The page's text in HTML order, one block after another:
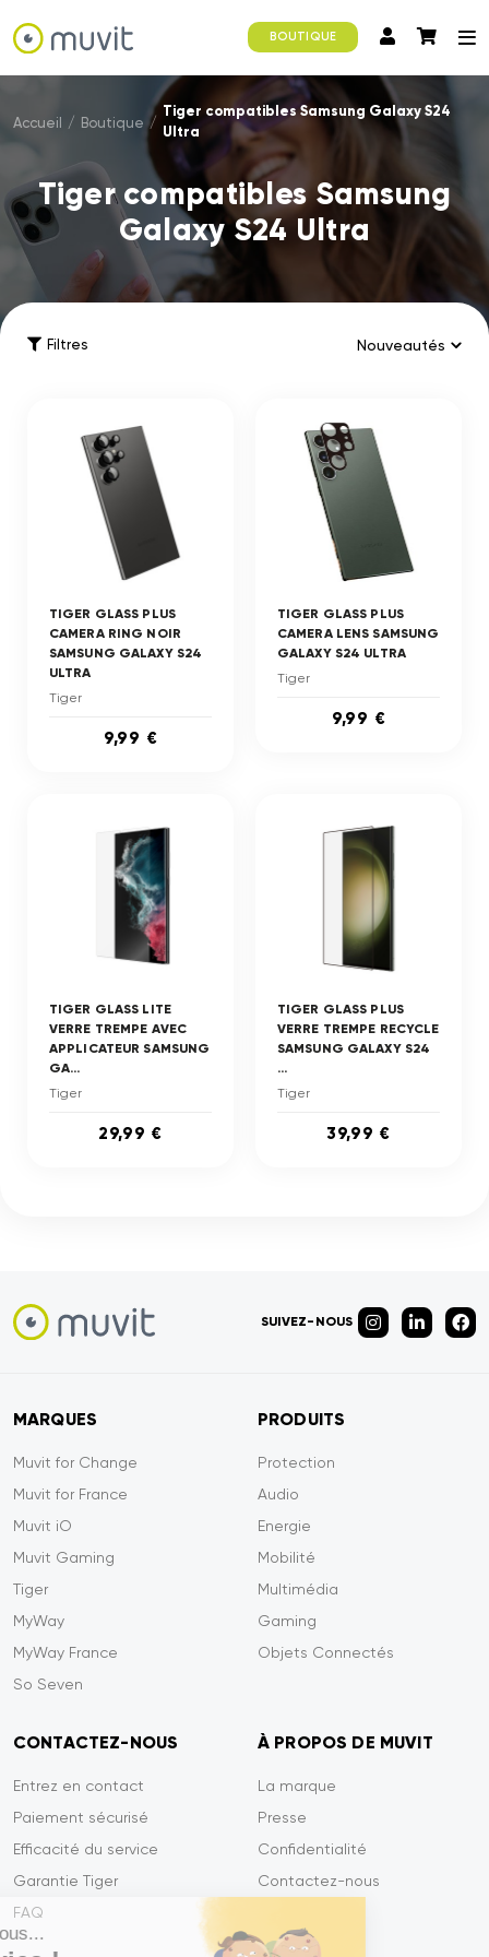
Salut c'est nous...
BOUTIQUE
Accueil / Boutique /
Tiger compatibles Samsung Galaxy S24
Ultra
Tiger compatibles Samsung
Galaxy S24 Ultra
Filtres
TIGER GLASS PLUS
CAMERA RING NOIR
SAMSUNG GALAXY S24
ULTRA
Tiger
9,99 €
TIGER GLASS PLUS
CAMERA LENS SAMSUNG
GALAXY S24 ULTRA
Tiger
9,99 €
TIGER GLASS LITE
VERRE TREMPE AVEC
APPLICATEUR SAMSUNG
GA...
Tiger
29,99 €
TIGER GLASS PLUS
VERRE TREMPE RECYCLE
SAMSUNG GALAXY S24
...
Tiger
39,99 €
SUIVEZ-NOUS
MARQUES
Muvit for Change
Muvit for France
Muvit iO
Muvit Gaming
Tiger
MyWay
MyWay France
So Seven
PRODUITS
Protection
Audio
Energie
Mobilité
Multimédia
Gaming
Objets Connectés
CONTACTEZ-NOUS
Entrez en contact
Paiement sécurisé
Efficacité du service
Garantie Tiger
FAQ
À PROPOS DE MUVIT
La marque
Presse
Confidentialité
Contactez-nous